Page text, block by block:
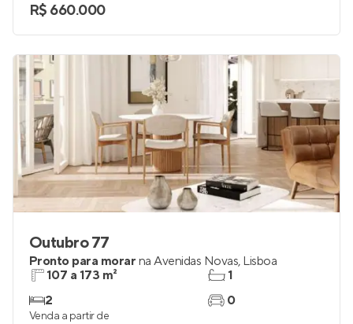
R$ 660.000
Outubro 77
Pronto para morar na Avenidas Novas, Lisboa
107 a 173 m²
2
1
0
Venda a partir de